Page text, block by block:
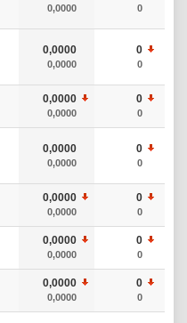
0,0000 0
0,0000
0,0000
0
0
0,0000
0,0000
0
0
0,0000
0,0000
0
0
0,0000
0,0000
0
0
0,0000
0,0000
0
0
0,0000
0,0000
0
0